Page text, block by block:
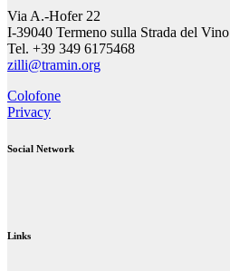
Via A.-Hofer 22
I-39040 Termeno sulla Strada del Vino
Tel. +39 349 6175468
zilli@tramin.org
Colofone
Privacy
Social Network
Links